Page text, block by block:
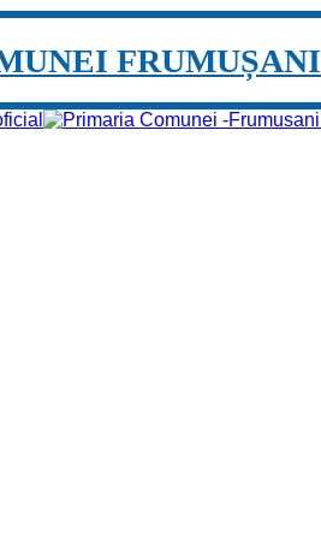
FRUMUȘANI